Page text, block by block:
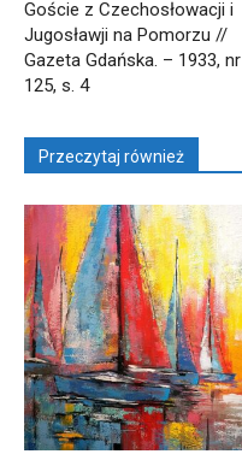
Goście z Czechosłowacji i
Jugosławji na Pomorzu //
Gazeta Gdańska. – 1933, nr
125, s. 4
Przeczytaj również